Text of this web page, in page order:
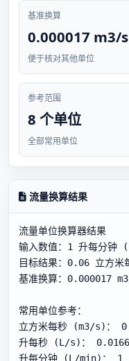
基准换算
0.000017 m3/s
便于核对其他单位
参考范围
8 个单位
全部常用单位
流量换算结果